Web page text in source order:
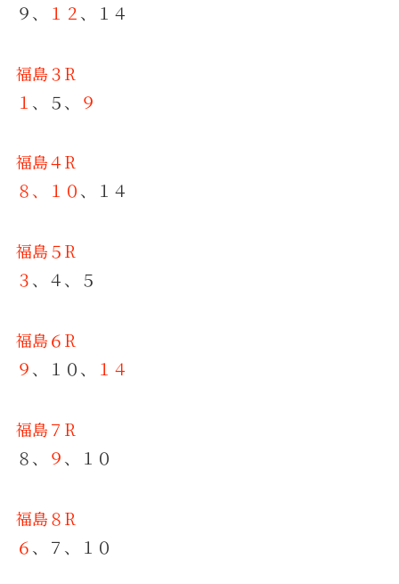
９、 １２、１４
福島３R
１ 、５、 ９
福島４R
８、１０、１４
福島５R
３、４、５
福島６R
９、１０、 １４
福島７R
８、
９、１０
福島８R
６、７、１０